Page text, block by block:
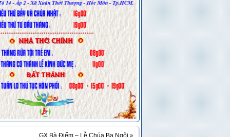
Slide1
GX.Bà Điểm – Lễ Chúa Ba Ngôi »